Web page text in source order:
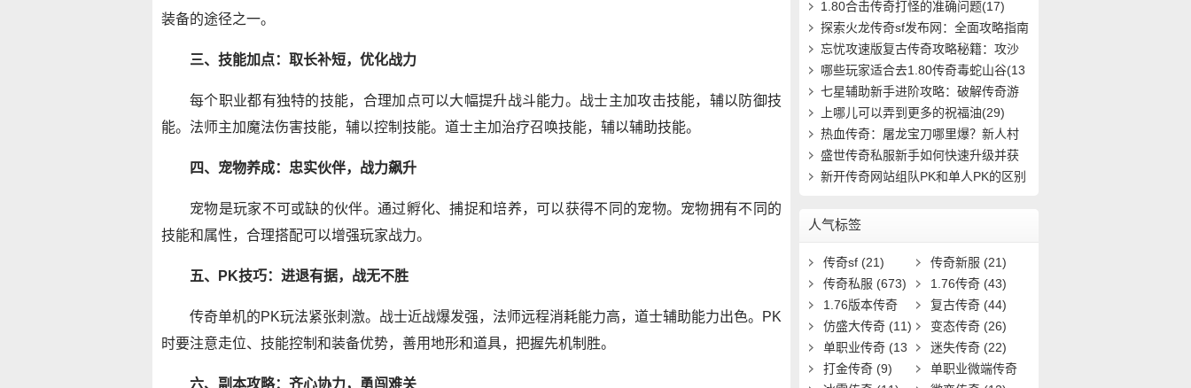
装备的途径之一。
三、技能加点：取长补短，优化战力
每个职业都有独特的技能，合理加点可以大幅提升战斗能力。战士主加攻击技能，辅以防御技
能。法师主加魔法伤害技能，辅以控制技能。道士主加治疗召唤技能，辅以辅助技能。
四、宠物养成：忠实伙伴，战力飙升
宠物是玩家不可或缺的伙伴。通过孵化、捕捉和培养，可以获得不同的宠物。宠物拥有不同的
技能和属性，合理搭配可以增强玩家战力。
五、PK技巧：进退有据，战无不胜
传奇单机的PK玩法紧张刺激。战士近战爆发强，法师远程消耗能力高，道士辅助能力出色。PK
时要注意走位、技能控制和装备优势，善用地形和道具，把握先机制胜。
六、副本攻略：齐心协力，勇闯难关
(7)
1.80合击传奇打怪的准确问题(17)
探索火龙传奇sf发布网：全面攻略指南
问答(536)
忘忧攻速版复古传奇攻略秘籍：攻沙
城寨，战(1006)
哪些玩家适合去1.80传奇毒蛇山谷(13
7)
七星辅助新手进阶攻略：破解传奇游
戏中的隐(434)
上哪儿可以弄到更多的祝福油(29)
热血传奇：屠龙宝刀哪里爆？新人村
怎么快速(411)
盛世传奇私服新手如何快速升级并获
取稀有装(721)
新开传奇网站组队PK和单人PK的区别
人气标签
传奇sf (21) 传奇新服 (21)
传奇私服 (673) 1.76传奇 (43)
1.76版本传奇
(9)
复古传奇 (44)
仿盛大传奇 (11) 变态传奇 (26)
单职业传奇 (13
1)
迷失传奇 (22)
打金传奇 (9)
单职业微端传奇